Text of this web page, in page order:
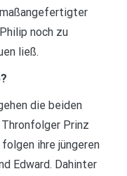
noch zu
ließ.
die beiden
Prinz
ihre jüngeren
Edward. Dahinter